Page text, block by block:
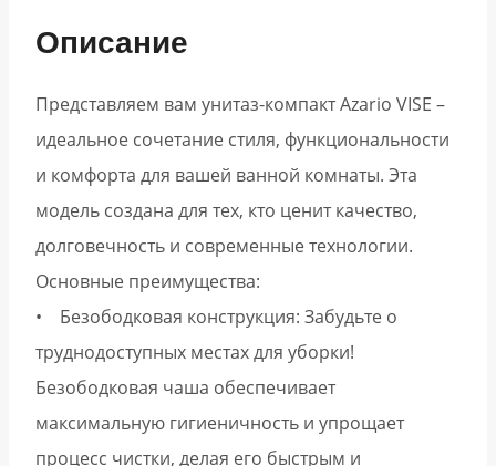
Описание
Представляем вам унитаз-компакт Azario VISE –
идеальное сочетание стиля, функциональности
и комфорта для вашей ванной комнаты. Эта
модель создана для тех, кто ценит качество,
долговечность и современные технологии.
Основные преимущества:
• Безободковая конструкция: Забудьте о
труднодоступных местах для уборки!
Безободковая чаша обеспечивает
максимальную гигиеничность и упрощает
процесс чистки, делая его быстрым и